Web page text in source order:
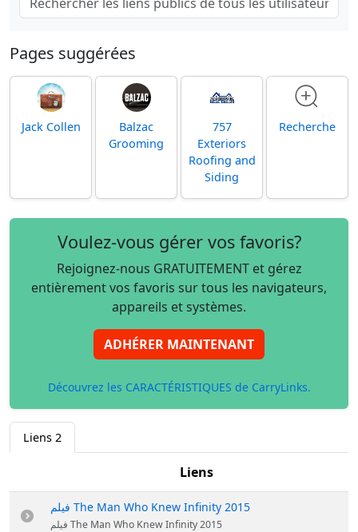
Pages suggérées
Jack Collen
Balzac
Grooming
757
Exteriors
Roofing and
Siding
Recherche
Voulez-vous gérer vos favoris?
Rejoignez-nous GRATUITEMENT et gérez
entièrement vos favoris sur tous les navigateurs,
appareils et systèmes.
ADHÉRER MAINTENANT
Découvrez les CARACTÉRISTIQUES de CarryLinks.
Liens 2
Liens
فيلم The Man Who Knew Infinity 2015
فيلم The Man Who Knew Infinity 2015